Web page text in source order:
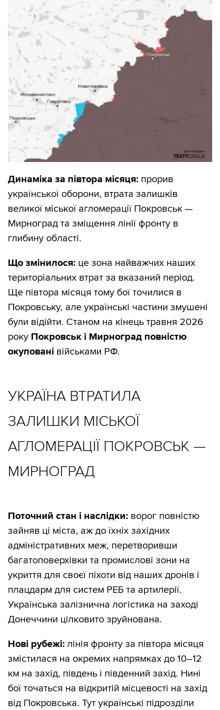
Динаміка за півтора місяця: прорив
української оборони, втрата залишків
великої міської агломерації Покровськ —
Мирноград та зміщення лінії фронту в
глибину області.
Що змінилося: це зона найважчих наших
територіальних втрат за вказаний період.
Ще півтора місяця тому бої точилися в
Покровську, але українські частини змушені
були відійти. Станом на кінець травня 2026
року Покровськ і Мирноград повністю
окуповані військами РФ.
УКРАЇНА ВТРАТИЛА
ЗАЛИШКИ МІСЬКОЇ
АГЛОМЕРАЦІЇ ПОКРОВСЬК —
МИРНОГРАД
Поточний стан і наслідки: ворог повністю
зайняв ці міста, аж до їхніх західних
адміністративних меж, перетворивши
багатоповерхівки та промислові зони на
укриття для своєї піхоти від наших дронів і
плацдарм для систем РЕБ та артилерії.
Українська залізнична логістика на заході
Донеччини цілковито зруйнована.
Нові рубежі: лінія фронту за півтора місяця
змістилася на окремих напрямках до 10–12
км на захід, південь і південний захід. Нині
бої точаться на відкритій місцевості на захід
від Покровська. Тут українські підрозділи